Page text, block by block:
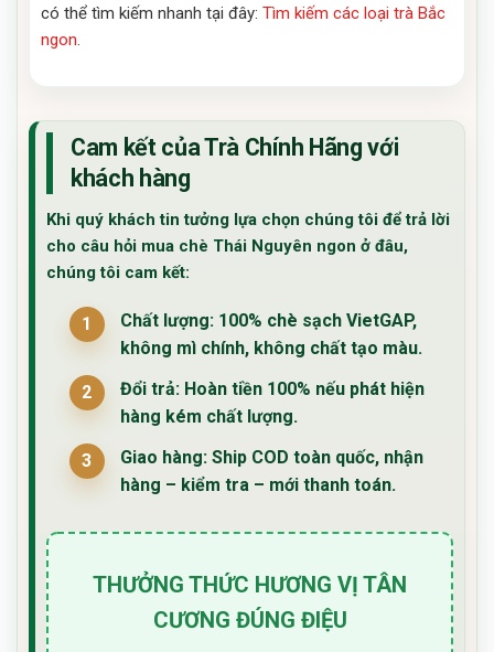
có thể tìm kiếm nhanh tại đây: Tìm kiếm các loại trà Bắc
ngon.
Cam kết của Trà Chính Hãng với
khách hàng
Khi quý khách tin tưởng lựa chọn chúng tôi để trả lời
cho câu hỏi mua chè Thái Nguyên ngon ở đâu,
chúng tôi cam kết:
Chất lượng:100% chè sạch VietGAP,
không mì chính, không chất tạo màu.
Đổi trả:Hoàn tiền 100% nếu phát hiện
hàng kém chất lượng.
Giao hàng:Ship COD toàn quốc, nhận
hàng – kiểm tra – mới thanh toán.
THƯỞNG THỨC HƯƠNG VỊ TÂN
CƯƠNG ĐÚNG ĐIỆU